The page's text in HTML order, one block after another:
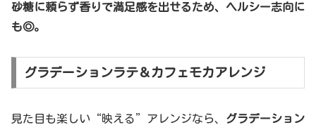
砂糖に頼らず香りで満足感を出せるため、ヘルシー志向に
も◎。
グラデーションラテ＆カフェモカアレンジ
見た目も楽しい“映える”アレンジなら、 グラデーション